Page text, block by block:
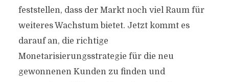
feststellen, dass der Markt noch viel Raum für
weiteres Wachstum bietet. Jetzt kommt es
darauf an, die richtige
Monetarisierungsstrategie für die neu
gewonnenen Kunden zu finden und